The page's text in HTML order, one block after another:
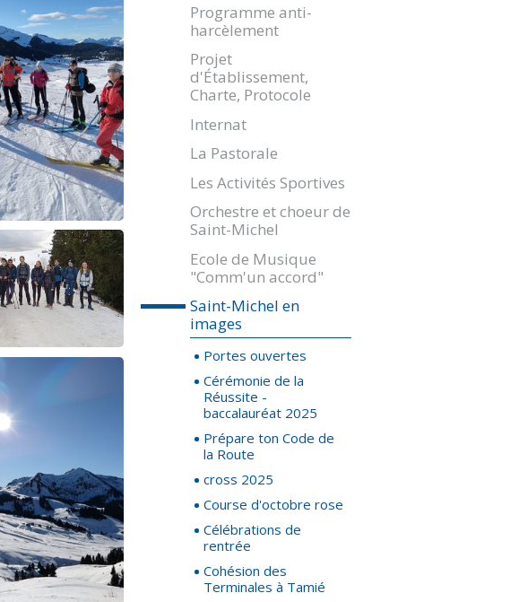
Programme anti-
harcèlement
Projet
d'Établissement,
Charte, Protocole
Internat
La Pastorale
Les Activités Sportives
Orchestre et choeur de
Saint-Michel
Ecole de Musique
"Comm'un accord"
Saint-Michel en
images
Portes ouvertes
Cérémonie de la
Réussite -
baccalauréat 2025
Prépare ton Code de
la Route
cross 2025
Course d'octobre rose
Célébrations de
rentrée
Cohésion des
Terminales à Tamié